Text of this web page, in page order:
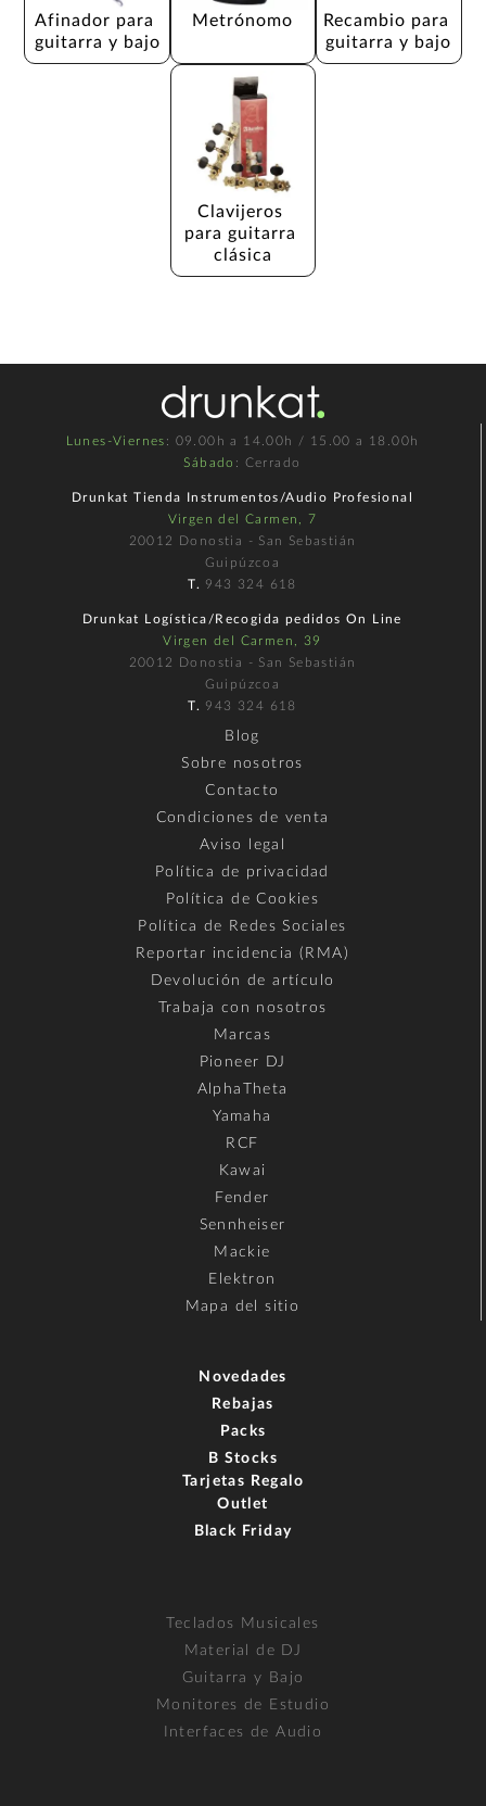
Afinador para
guitarra y bajo
Metrónomo
Recambio para
guitarra y bajo
Clavijeros
para guitarra
clásica
Lunes-Viernes : 09.00h a 14.00h / 15.00 a 18.00h
Sábado : Cerrado
Drunkat Tienda Instrumentos/Audio Profesional
Virgen del Carmen, 7
20012 Donostia - San Sebastián
Guipúzcoa
T. 943 324 618
Drunkat Logística/Recogida pedidos On Line
Virgen del Carmen, 39
20012 Donostia - San Sebastián
Guipúzcoa
T. 943 324 618
Blog
Sobre nosotros
Contacto
Condiciones de venta
Aviso legal
Política de privacidad
Política de Cookies
Política de Redes Sociales
Reportar incidencia (RMA)
Devolución de artículo
Trabaja con nosotros
Marcas
Pioneer DJ
AlphaTheta
Yamaha
RCF
Kawai
Fender
Sennheiser
Mackie
Elektron
Mapa del sitio
Novedades
Rebajas
Packs
B Stocks
Tarjetas Regalo
Outlet
Black Friday
Teclados Musicales
Material de DJ
Guitarra y Bajo
Monitores de Estudio
Interfaces de Audio